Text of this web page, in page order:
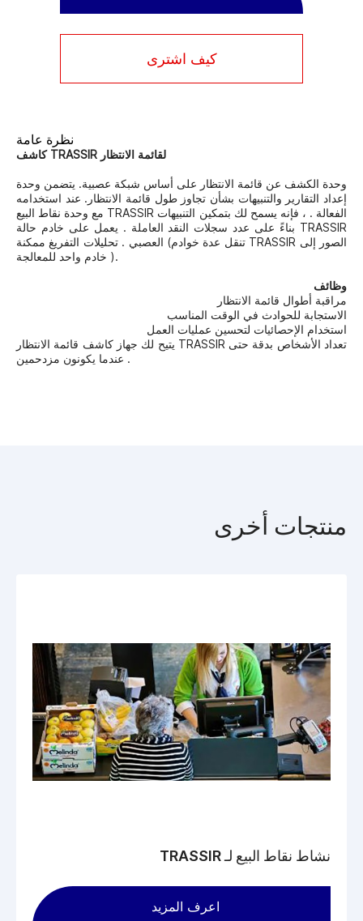
كيف اشترى
نظرة عامة
كاشف TRASSIR لقائمة الانتظار
وحدة الكشف عن قائمة الانتظار على أساس شبكة عصبية. يتضمن وحدة
إعداد التقارير والتنبيهات بشأن تجاوز طول قائمة الانتظار. عند استخدامه
مع وحدة نقاط البيع TRASSIR الفعالة . ، فإنه يسمح لك بتمكين التنبيهات
بناءً على عدد سجلات النقد العاملة . يعمل على خادم حالة TRASSIR
العصبي . تحليلات التفريغ ممكنة (تنقل عدة خوادم TRASSIR الصور إلى
خادم واحد للمعالجة ).
وظائف
مراقبة أطوال قائمة الانتظار
الاستجابة للحوادث في الوقت المناسب
استخدام الإحصائيات لتحسين عمليات العمل
يتيح لك جهاز كاشف قائمة الانتظار TRASSIR تعداد الأشخاص بدقة حتى
عندما يكونون مزدحمين .
منتجات أخرى
نشاط نقاط البيع لـ TRASSIR
اعرف المزيد